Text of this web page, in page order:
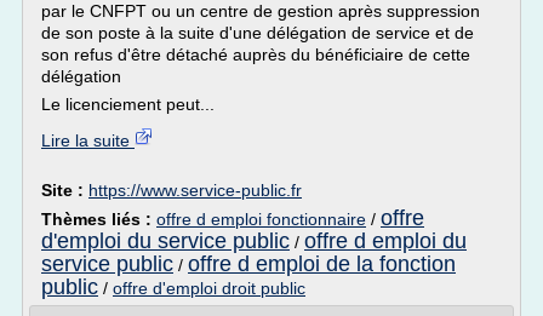
par le CNFPT ou un centre de gestion après suppression
de son poste à la suite d'une délégation de service et de
son refus d'être détaché auprès du bénéficiaire de cette
délégation
Le licenciement peut...
Lire la suite
Site : https://www.service-public.fr
Thèmes liés : offre d emploi fonctionnaire / offre
d'emploi du service public / offre d emploi du
service public / offre d emploi de la fonction
public / offre d'emploi droit public